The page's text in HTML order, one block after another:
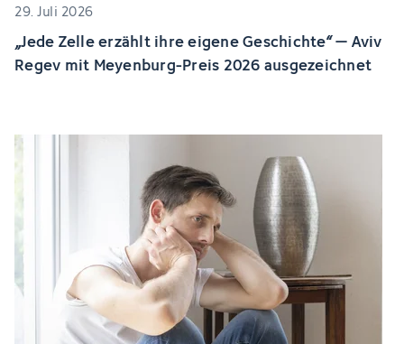
29. Juli 2026
„Jede Zelle erzählt ihre eigene Geschichte“ – Aviv
Regev mit Meyenburg-Preis 2026 ausgezeichnet